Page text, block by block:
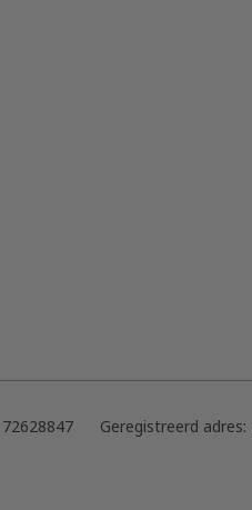
72628847 Geregistreerd adres: